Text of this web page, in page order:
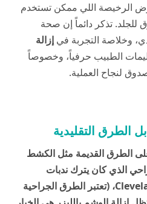
الرخيصة اللي ممكن تستخدم
تذكر دائماً إن صحة
وخلاصة التجربة في إزالة
الطبيب حرفياً، وخصوصاً
لنجاح العملية.
الطرق التقليدية
الطرق القديمة مثل الكشط
الذي كان يترك ندبات
، (تعتبر الطرق الجراحية